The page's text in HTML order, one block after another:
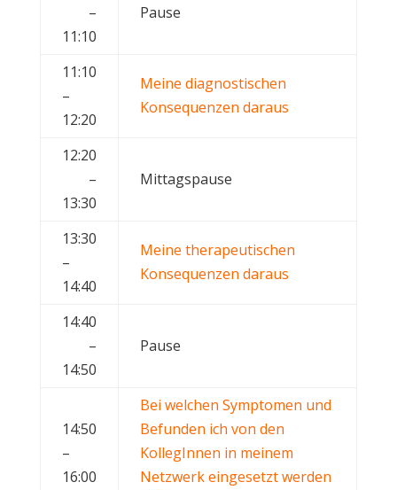
–
11:10
Pause
11:10
–
12:20
Meine diagnostischen
Konsequenzen daraus
12:20
–
13:30
Mittagspause
13:30
–
14:40
Meine therapeutischen
Konsequenzen daraus
14:40
–
14:50
Pause
14:50
–
16:00
Bei welchen Symptomen und
Befunden ich von den
KollegInnen in meinem
Netzwerk eingesetzt werden